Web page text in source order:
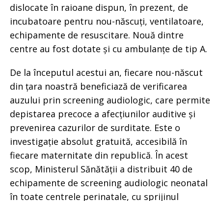
dislocate în raioane dispun, în prezent, de
incubatoare pentru nou-născuți, ventilatoare,
echipamente de resuscitare. Nouă dintre
centre au fost dotate și cu ambulanțe de tip A.
De la începutul acestui an, fiecare nou-născut
din țara noastră beneficiază de verificarea
auzului prin screening audiologic, care permite
depistarea precoce a afecțiunilor auditive și
prevenirea cazurilor de surditate. Este o
investigație absolut gratuită, accesibilă în
fiecare maternitate din republică. În acest
scop, Ministerul Sănătății a distribuit 40 de
echipamente de screening audiologic neonatal
în toate centrele perinatale, cu sprijinul